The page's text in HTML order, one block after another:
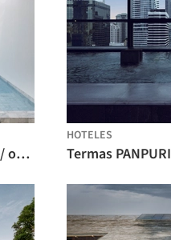
SALA Samui Chaweng Beach Resort / onion
HOTELES
Termas